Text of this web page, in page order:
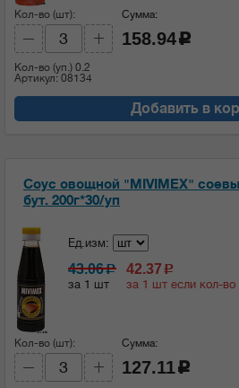
Кол-во (шт):
Кол-во (уп.) 0.2
Артикул: 08134
Сумма:
158.94 c
Добавить в
Соус овощной "MIVIMEX"
бут. 200г*30/уп
Ед.изм:
43.06c
за 1 шт
42.37 c
за 1 шт если кол-
Кол-во (шт): Сумма:
127.11 c